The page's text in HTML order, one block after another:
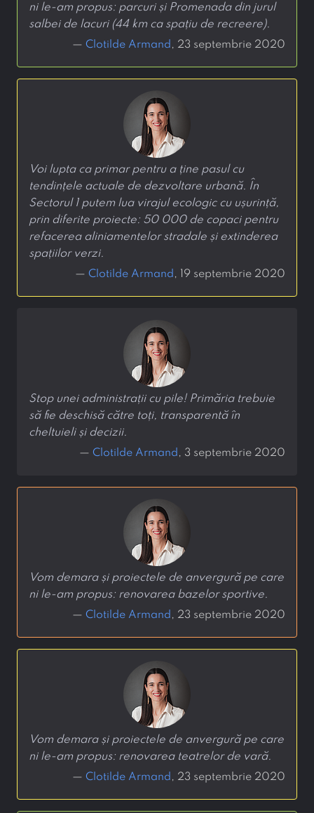
ni le-am propus: parcuri și Promenada din jurul
salbei de lacuri (44 km ca spațiu de recreere).
— Clotilde Armand , 23 septembrie 2020
Voi lupta ca primar pentru a ține pasul cu
tendințele actuale de dezvoltare urbană. În
Sectorul 1 putem lua virajul ecologic cu ușurință,
prin diferite proiecte: 50 000 de copaci pentru
refacerea aliniamentelor stradale și extinderea
spațiilor verzi.
— Clotilde Armand , 19 septembrie 2020
Stop unei administrații cu pile! Primăria trebuie
să fie deschisă către toți, transparentă în
cheltuieli și decizii.
— Clotilde Armand , 3 septembrie 2020
Vom demara și proiectele de anvergură pe care
ni le-am propus: renovarea bazelor sportive.
— Clotilde Armand , 23 septembrie 2020
Vom demara și proiectele de anvergură pe care
ni le-am propus: renovarea teatrelor de vară.
— Clotilde Armand , 23 septembrie 2020